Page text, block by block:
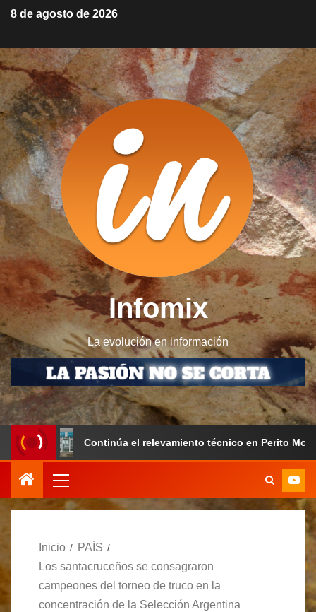
8 de agosto de 2026
Infomix
La evolución en información
Continúa el relevamiento técnico en Perito Moreno junto
Inicio
PAÍS
Los santacruceños se consagraron
campeones del torneo de truco en la
concentración de la Selección Argentina